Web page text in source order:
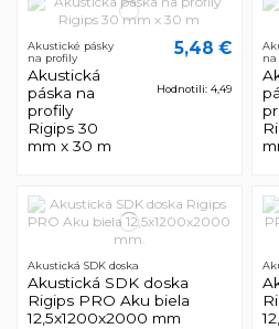
Akustické pásky
na profily
Akustická
páska na
profily
Rigips 30
mm x 30 m
5,48 €
Hodnotili: 4,49
na
Akustická SDK doska
Akustická SDK doska
Rigips PRO Aku biela
12,5x1200x2000 mm